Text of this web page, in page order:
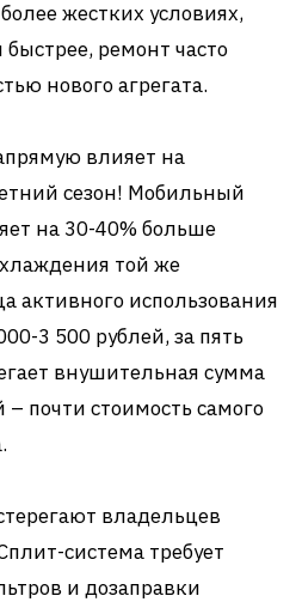
жестких условиях,
ремонт часто
нового агрегата.
влияет на
сезон! Мобильный
на 30-40% больше
той же
активного использования
3 500 рублей, за пять
внушительная сумма
почти стоимость самого
владельцев
система требует
и дозаправки